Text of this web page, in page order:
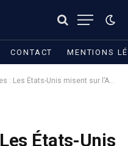
CONTACT MENTIONS
: Les États-Unis misent sur l’Algérie !
États-Unis